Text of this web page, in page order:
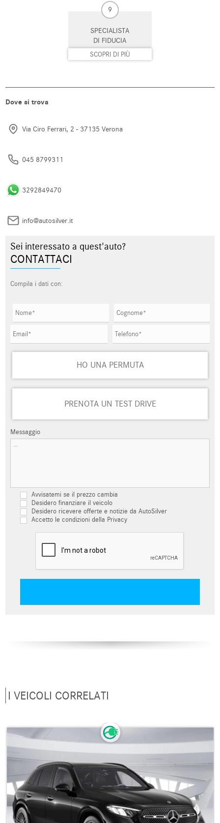
Spoiler
Tetto panorama
Volante multifunzione
9
SPECIALISTA
DI FIDUCIA
SCOPRI DI PIÙ
Dove si trova
Via Ciro Ferrari, 2 - 37135 Verona
045 8799311
3292849470
info@autosilver.it
Sei interessato a quest'auto?
CONTATTACI
Compila i dati con:
HO UNA PERMUTA
PRENOTA UN TEST DRIVE
Messaggio
Avvisatemi se il prezzo cambia
Desidero finanziare il veicolo
Desidero ricevere offerte e notizie da AutoSilver
Accetto le condizioni della Privacy
I VEICOLI CORRELATI